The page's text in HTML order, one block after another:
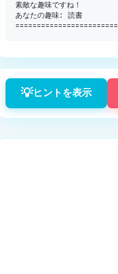
素敵な趣味ですね！
あなたの趣味:
========================
💡ヒントを表示